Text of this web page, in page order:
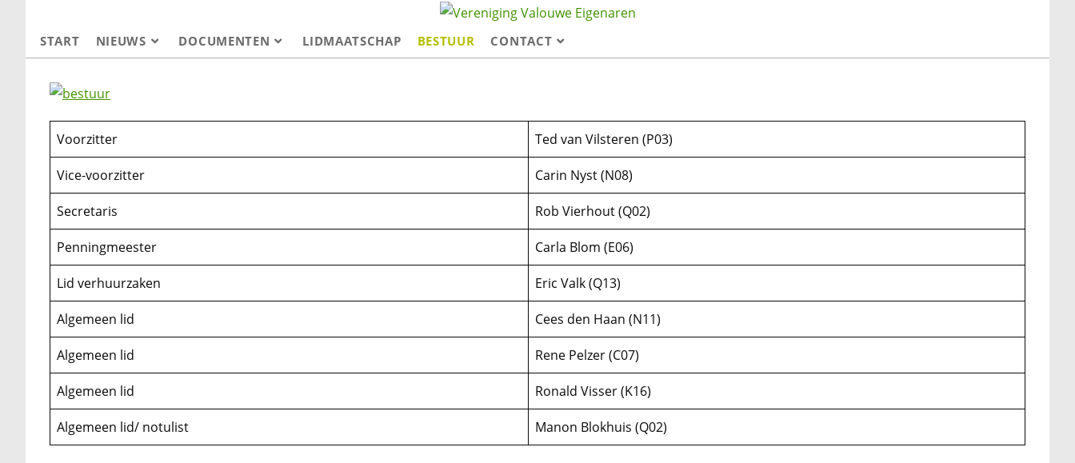
START NIEUWS DOCUMENTEN LIDMAATSCHAP BESTUUR CONTACT
Voorzitter Ted van Vilsteren (P03)
Vice-voorzitter Carin Nyst (N08)
Secretaris Rob Vierhout (Q02)
Penningmeester Carla Blom (E06)
Lid verhuurzaken Eric Valk (Q13)
Algemeen lid Cees den Haan (N11)
Algemeen lid Rene Pelzer (C07)
Algemeen lid Ronald Visser (K16)
Algemeen lid/ notulist Manon Blokhuis (Q02)